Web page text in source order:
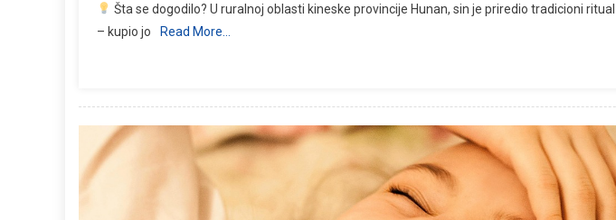
Šta se dogodilo? U ruralnoj oblasti kineske provincije Hunan, sin je priredio tradicioni
– kupio jo
Read More…